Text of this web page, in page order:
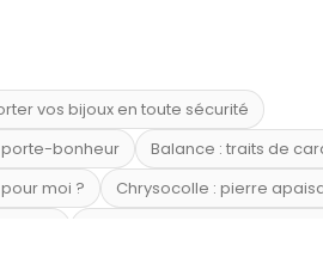
vos bijoux en toute sécurité
porte-bonheur
Balance : traits de
moi ?
Chrysocolle : pierre